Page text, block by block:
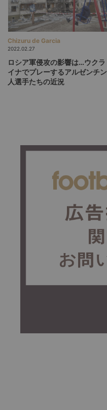
Chizuru de Garcia
2022.02.27
ロシア軍侵攻の影響は…ウクラ
イナでプレーするアルゼンチン
人選手たちの近況